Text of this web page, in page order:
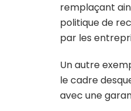
remplaçant
politique de
par les
Un autre
le cadre
avec une